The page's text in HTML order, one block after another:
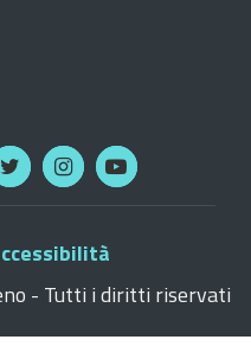
- Tutti i diritti riservati